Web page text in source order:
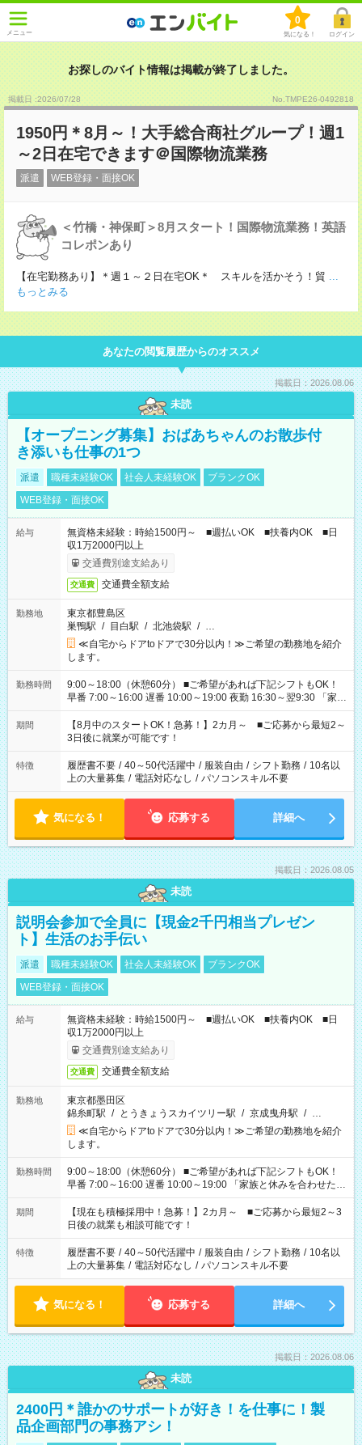
メニュー
0
気になる！ ログイン
お探しのバイト情報は掲載が終了しました。
掲載日 :2026/07/28 No.TMPE26-0492818
1950円＊8月～！大手総合商社グループ！週1
～2日在宅できます＠国際物流業務
派遣 WEB登録・面接OK
＜竹橋・神保町＞8月スタート！国際物流業務！英語
コレポンあり
【在宅勤務あり】＊週１～２日在宅OK＊ スキルを活かそう！貿 ...
もっとみる
あなたの閲覧履歴からのオススメ
掲載日：2026.08.06
未読
【オープニング募集】おばあちゃんのお散歩付
き添いも仕事の1つ
派遣 職種未経験OK 社会人未経験OK
ブランクOK
WEB登録・面接OK
給与
無資格未経験：時給1500円～ ■週払いOK ■扶養内OK ■日
収1万2000円以上
交通費別途支給あり
交通費 交通費全額支給
勤務地
東京都豊島区
巣鴨駅 / 目白駅 / 北池袋駅 / …
≪自宅からドアtoドアで30分以内！≫ご希望の勤務地を紹介
します。
勤務時間
9:00～18:00（休憩60分） ■ご希望があれば下記シフトもOK！
早番 7:00～16:00 遅番 10:00～19:00 夜勤 16:30～翌9:30 「家族
と休みを合わせたい」 「余裕を持って夕飯の準備がしたい」
「できれば残業はしたくない」 など、ご希望を教えてください
ね。 ※Wワーク希望の方へ 今ご覧のお仕事で希望する勤務時間
と、もう1つのお仕事の勤務時間。 合計で週40時間を超える場
合は応募できません。
期間
【8月中のスタートOK！急募！】2カ月～ ■ご応募から最短2～
3日後に就業が可能です！
特徴 履歴書不要 / 40～50代活躍中 / 服装自由 / シフト勤務 / 10名以
上の大量募集 / 電話対応なし / パソコンスキル不要
気になる！ 応募する 詳細へ
掲載日：2026.08.05
未読
説明会参加で全員に【現金2千円相当プレゼン
ト】生活のお手伝い
派遣 職種未経験OK 社会人未経験OK
ブランクOK
WEB登録・面接OK
給与
無資格未経験：時給1500円～ ■週払いOK ■扶養内OK ■日
収1万2000円以上
交通費別途支給あり
交通費 交通費全額支給
勤務地
東京都墨田区
錦糸町駅 / とうきょうスカイツリー駅 / 京成曳舟駅 / …
≪自宅からドアtoドアで30分以内！≫ご希望の勤務地を紹介
します。
勤務時間
9:00～18:00（休憩60分） ■ご希望があれば下記シフトもOK！
早番 7:00～16:00 遅番 10:00～19:00 「家族と休みを合わせた
い」 「余裕を持って夕飯の準備がしたい」 「できれば残業はし
たくない」 など、ご希望を教えてくださいね。 ※Wワーク希望
の方へ 今ご覧のお仕事で希望する勤務時間と、もう1つのお仕事
の勤務時間。 合計で週40時間を超える場合は応募できません。
期間
【現在も積極採用中！急募！】2カ月～ ■ご応募から最短2～3
日後の就業も相談可能です！
特徴 履歴書不要 / 40～50代活躍中 / 服装自由 / シフト勤務 / 10名以
上の大量募集 / 電話対応なし / パソコンスキル不要
気になる！ 応募する 詳細へ
掲載日：2026.08.06
未読
2400円＊誰かのサポートが好き！を仕事に！製
品企画部門の事務アシ！